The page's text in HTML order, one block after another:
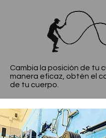
Cambia la posición de tu
manera eficaz, obtén el
de tu cuerpo.